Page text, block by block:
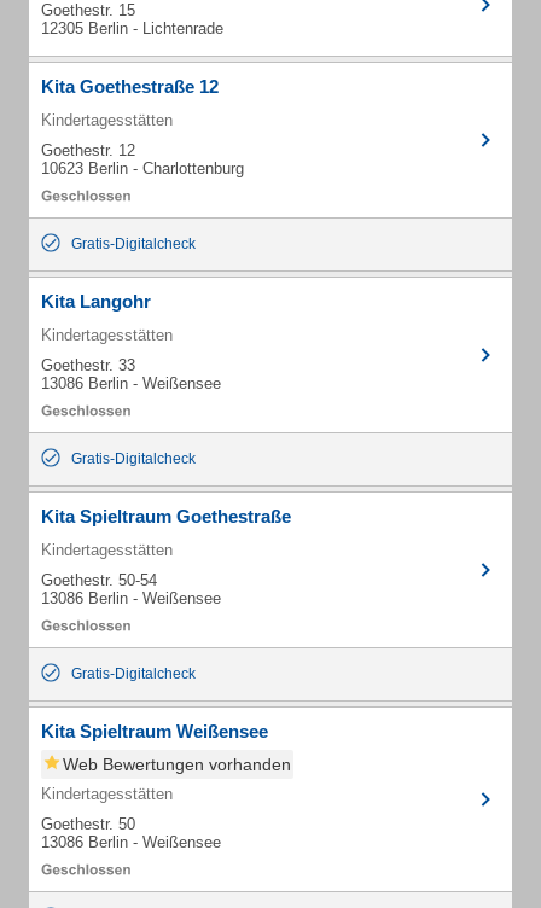
Goethestr. 15
12305 Berlin - Lichtenrade
Kita Goethestraße 12
Kindertagesstätten
Goethestr. 12
10623 Berlin - Charlottenburg
Gratis-Digitalcheck
Kita Langohr
Kindertagesstätten
Goethestr. 33
13086 Berlin - Weißensee
Gratis-Digitalcheck
Kita Spieltraum Goethestraße
Kindertagesstätten
Goethestr. 50-54
13086 Berlin - Weißensee
Gratis-Digitalcheck
Kita Spieltraum Weißensee
Web Bewertungen vorhanden
Kindertagesstätten
Goethestr. 50
13086 Berlin - Weißensee